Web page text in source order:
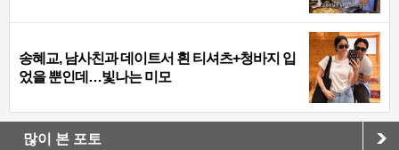
송혜교, 남사친과 데이트서 흰 티셔츠+청바지 입
었을 뿐인데…빛나는 미모
많이 본 포토